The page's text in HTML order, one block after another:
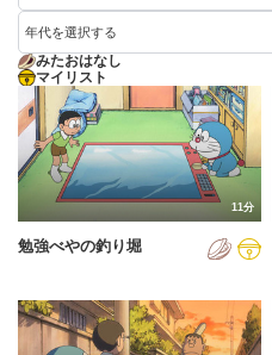
放送が古い順
放送が新しい順
配信が古い順
配信が新しい順
あいうえお順(降順)
動画が長い順
動画が短い順
年代を選択する
すべて
2005年
2006年
2007年
2008年
みたおはなし
マイリスト
11分
勉強べやの釣り堀